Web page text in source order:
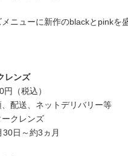
ニューに新作のblackとpinkを
レンズ
（税込）
配送、ネットデリバリー等
クレンズ
日～約3ヵ月